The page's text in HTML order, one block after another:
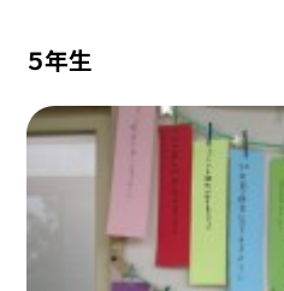
５年生